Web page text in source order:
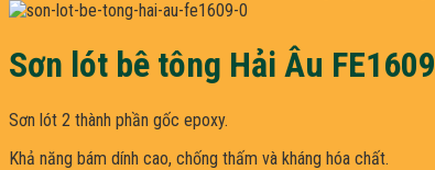
Sơn lót bê tông Hải Âu FE1609
Sơn lót 2 thành phần gốc epoxy.
Khả năng bám dính cao, chống thấm và kháng hóa chất.